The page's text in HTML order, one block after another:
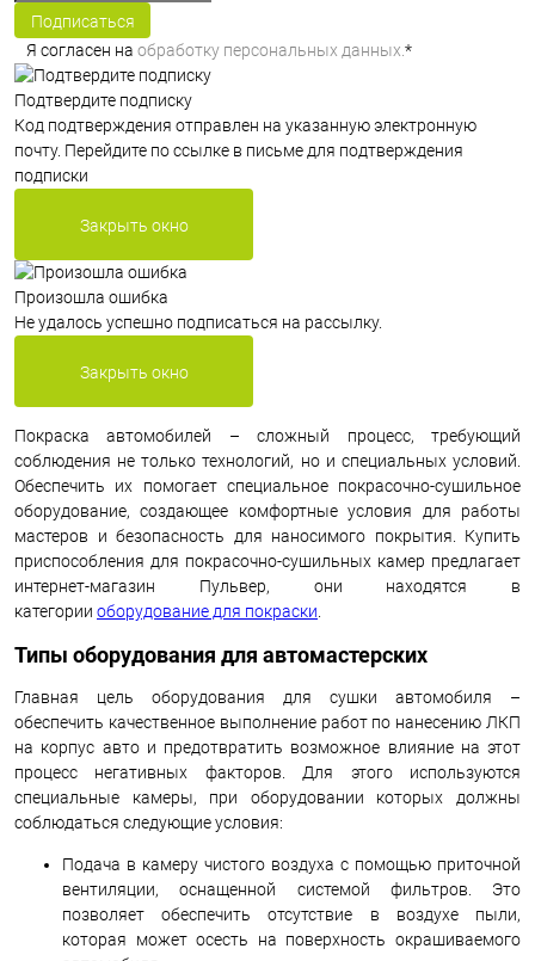
Подписаться
Я согласен на обработку персональных данных. *
Подтвердите подписку
Код подтверждения отправлен на указанную электронную
почту. Перейдите по ссылке в письме для подтверждения
подписки
Закрыть окно
Произошла ошибка
Не удалось успешно подписаться на рассылку.
Закрыть окно
Покраска автомобилей – сложный процесс, требующий
соблюдения не только технологий, но и специальных условий.
Обеспечить их помогает специальное покрасочно-сушильное
оборудование, создающее комфортные условия для работы
мастеров и безопасность для наносимого покрытия. Купить
приспособления для покрасочно-сушильных камер предлагает
интернет-магазин Пульвер, они находятся в
категории оборудование для покраски
Типы оборудования для автомастерских
Главная цель оборудования для сушки автомобиля –
обеспечить качественное выполнение работ по нанесению ЛКП
на корпус авто и предотвратить возможное влияние на этот
процесс негативных факторов. Для этого используются
специальные камеры, при оборудовании которых должны
соблюдаться следующие условия:
Подача в камеру чистого воздуха с помощью приточной
вентиляции, оснащенной системой фильтров. Это
позволяет обеспечить отсутствие в воздухе пыли,
которая может осесть на поверхность окрашиваемого